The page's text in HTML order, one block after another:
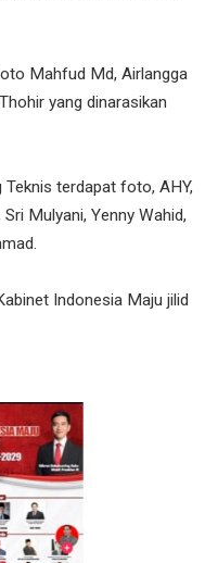
Mahfud Md, Airlangga
yang dinarasikan
terdapat foto, AHY,
Mulyani, Yenny Wahid,
Indonesia Maju jilid